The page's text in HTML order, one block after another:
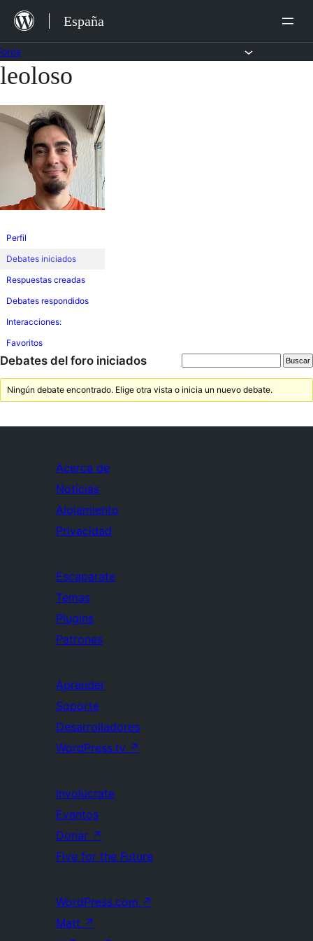
Saltar
contenido
España
Saltar
contenido
leoloso
Perfil
Debates iniciados
Respuestas creadas
Debates respondidos
Interacciones:
Favoritos
Debates del foro iniciados
Ningún debate encontrado. Elige otra vista o inicia un nuevo debate.
Acerca de
Noticias
Alojamiento
Privacidad
Escaparate
Temas
Plugins
Patrones
Aprender
Soporte
Desarrolladores
WordPress.tv ↗
Involúcrate
Eventos
Donar ↗
Five for the Future
WordPress.com ↗
Matt ↗